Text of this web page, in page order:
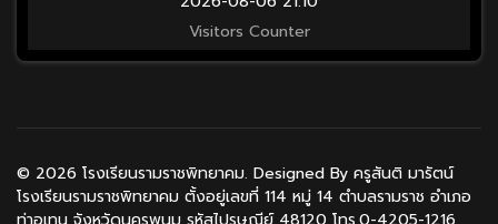
Visitors Counter
© 2026 โรงเรียนรามราชพิทยาคม. Designed By ครูสันติ มารัตน์
โรงเรียนรามราชพิทยาคม ตั้งอยู่เลขที่ 114 หมู่ 14 ตำบลรามราช อำเภอ